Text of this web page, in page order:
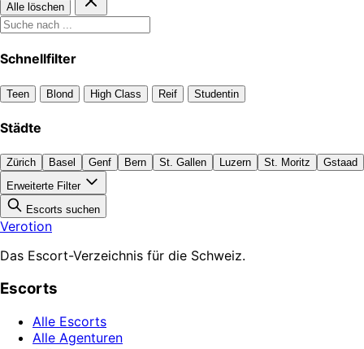
Alle löschen
Schnellfilter
Teen Blond High Class Reif Studentin
Städte
Zürich Basel Genf Bern St. Gallen Luzern St. Moritz
Gstaad
Erweiterte Filter
Escorts suchen
Verotion
Das Escort-Verzeichnis für die Schweiz.
Escorts
Alle Escorts
Alle Agenturen